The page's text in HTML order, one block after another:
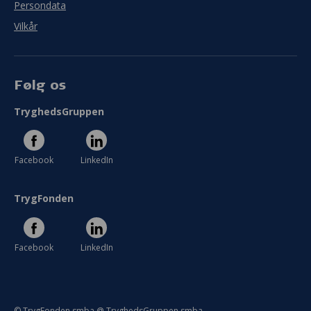
Persondata
Vilkår
Følg os
TryghedsGruppen
Facebook LinkedIn
TrygFonden
Facebook LinkedIn